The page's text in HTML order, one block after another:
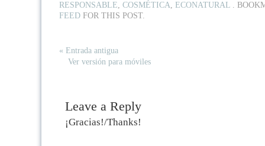
RESPONSABLE, COSMÉTICA, ECONATURAL .
FEED FOR THIS POST.
« Entrada antigua
Ver versión para móviles
Leave a Reply
¡Gracias!/Thanks!